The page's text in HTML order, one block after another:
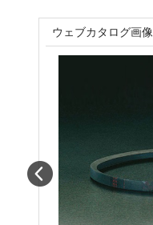
ウェブカタログ画像